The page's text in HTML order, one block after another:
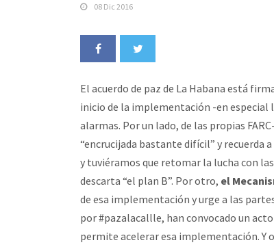
08 Dic 2016
El acuerdo de paz de La Habana está
inicio de la implementación -en especial
alarmas. Por un lado, de las propias
“encrucijada bastante difícil” y recuerda
y tuviéramos que retomar la lucha con
descarta “el plan B”. Por otro, el
de esa implementación y urge a las
por #pazalacallle, han convocado un
permite acelerar esa implementación. Y